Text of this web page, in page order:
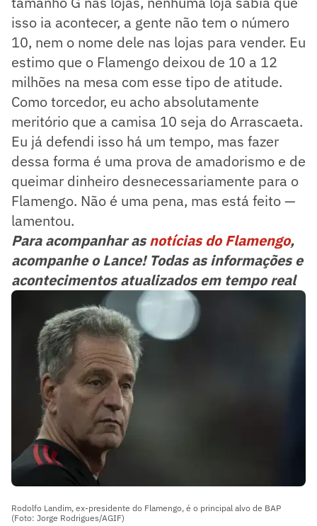
isso ia acontecer, a gente não tem o número
10, nem o nome dele nas lojas para vender. Eu
estimo que o Flamengo deixou de 10 a 12
milhões na mesa com esse tipo de atitude.
Como torcedor, eu acho absolutamente
meritório que a camisa 10 seja do Arrascaeta.
Eu já defendi isso há um tempo, mas fazer
dessa forma é uma prova de amadorismo e de
queimar dinheiro desnecessariamente para o
Flamengo. Não é uma pena, mas está feito —
lamentou.
Para acompanhar asnotícias do Flamengo,
acompanhe o Lance! Todas as informações e
acontecimentos atualizados em tempo real
Rodolfo Landim, ex-presidente do Flamengo, é o principal alvo de BAP
(Foto: Jorge Rodrigues/AGIF)